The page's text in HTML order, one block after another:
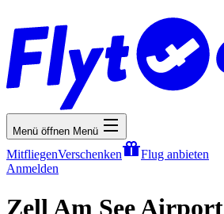
Menü öffnen Menü
MitfliegenVerschenken
Flug anbieten
Anmelden
Zell Am See Airport